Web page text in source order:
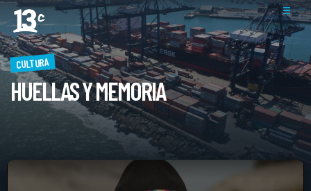
CULTURA
HUELLAS Y MEMORIA